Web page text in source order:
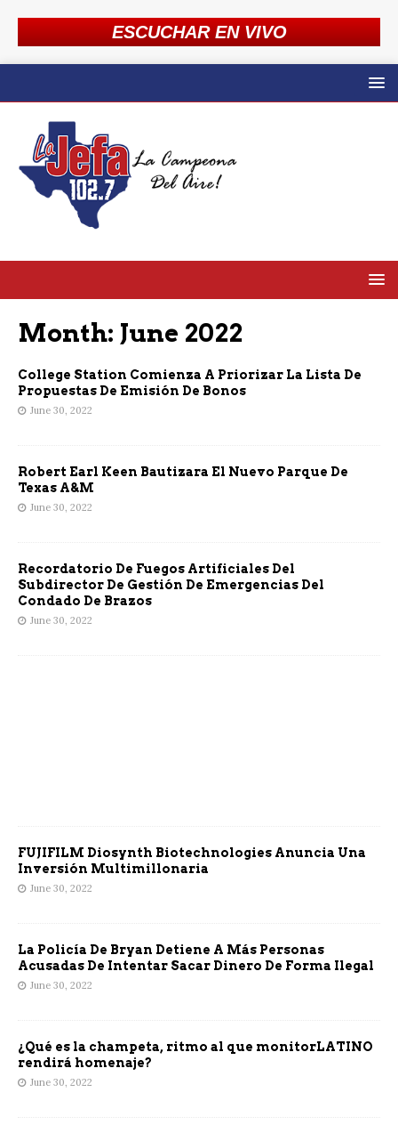
ESCUCHAR EN VIVO
Month: June 2022
College Station Comienza A Priorizar La Lista De
Propuestas De Emisión De Bonos
June 30, 2022
Robert Earl Keen Bautizara El Nuevo Parque De
Texas A&M
June 30, 2022
Recordatorio De Fuegos Artificiales Del
Subdirector De Gestión De Emergencias Del
Condado De Brazos
June 30, 2022
FUJIFILM Diosynth Biotechnologies Anuncia Una
Inversión Multimillonaria
June 30, 2022
La Policía De Bryan Detiene A Más Personas
Acusadas De Intentar Sacar Dinero De Forma Ilegal
June 30, 2022
¿Qué es la champeta, ritmo al que monitorLATINO
rendirá homenaje?
June 30, 2022